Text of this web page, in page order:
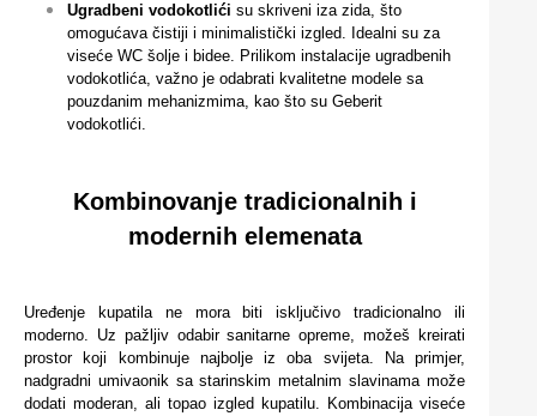
Ugradbeni vodokotlići su skriveni iza zida, što
omogućava čistiji i minimalistički izgled. Idealni su za
viseće WC šolje i bidee. Prilikom instalacije ugradbenih
vodokotlića, važno je odabrati kvalitetne modele sa
pouzdanim mehanizmima, kao što su Geberit
vodokotlići.
Kombinovanje tradicionalnih i
modernih elemenata
Uređenje kupatila ne mora biti isključivo tradicionalno ili
moderno. Uz pažljiv odabir sanitarne opreme, možeš kreirati
prostor koji kombinuje najbolje iz oba svijeta. Na primjer,
nadgradni umivaonik sa starinskim metalnim slavinama može
dodati moderan, ali topao izgled kupatilu. Kombinacija viseće